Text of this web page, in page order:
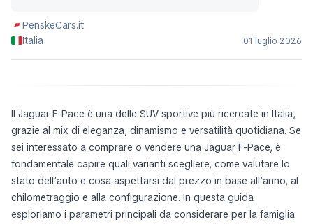
PenskeCars.it
Italia
01 luglio 2026
Il Jaguar F-Pace è una delle SUV sportive più ricercate in Italia,
grazie al mix di eleganza, dinamismo e versatilità quotidiana. Se
sei interessato a comprare o vendere una Jaguar F-Pace, è
fondamentale capire quali varianti scegliere, come valutare lo
stato dell’auto e cosa aspettarsi dal prezzo in base all’anno, al
chilometraggio e alla configurazione. In questa guida
esploriamo i parametri principali da considerare per la famiglia